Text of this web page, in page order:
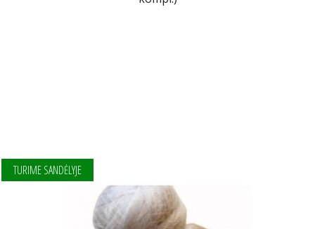
TURIME SANDĖLYJE